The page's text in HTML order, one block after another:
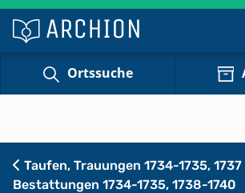
Ortssuche
Taufen, Trauungen 1734-1735, 1737
Bestattungen 1734-1735, 1738-1740